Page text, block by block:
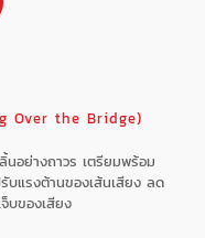
Over the Bridge)
อย่างถาวร เตรียมพร้อม
แรงต้านของเส้นเสียง ลด
บของเสียง